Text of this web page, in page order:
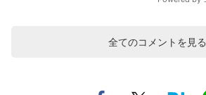
全てのコメントを見る